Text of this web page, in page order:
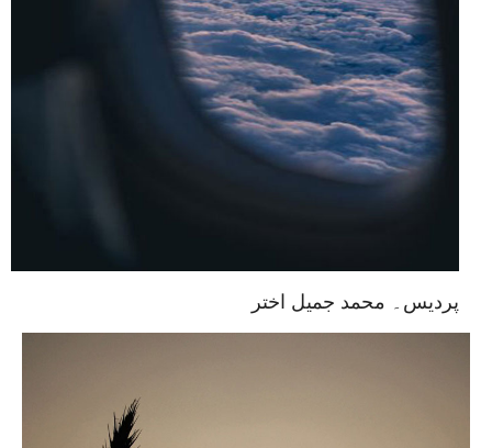
پردیس۔ محمد جمیل اختر